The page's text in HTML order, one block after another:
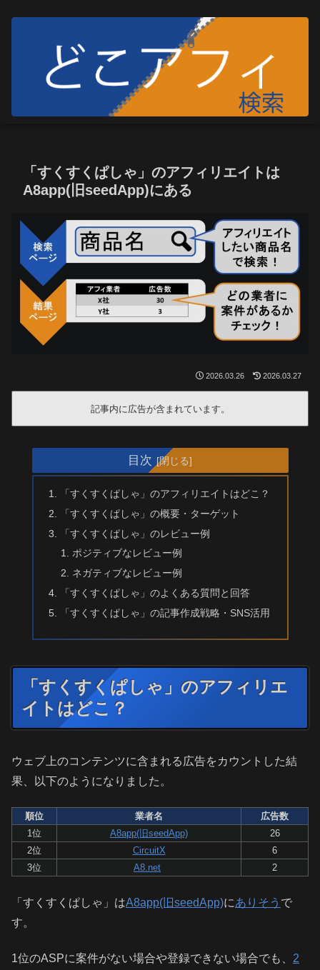
「すくすくぱしゃ」のアフィリエイトは
A8app(旧seedApp)にある
2026.03.26 2026.03.27
記事内に広告が含まれています。
目次
「すくすくぱしゃ」のアフィリエイトはどこ？
「すくすくぱしゃ」の概要・ターゲット
「すくすくぱしゃ」のレビュー例
ポジティブなレビュー例
ネガティブなレビュー例
「すくすくぱしゃ」のよくある質問と回答
「すくすくぱしゃ」の記事作成戦略・SNS活用
「すくすくぱしゃ」のアフィリエ
イトはどこ？
ウェブ上のコンテンツに含まれる広告をカウントした結
果、以下のようになりました。
順位 業者名
広告数
1位
A8app(旧seedApp)
26
2位
CircuitX
6
3位
A8.net 2
「すくすくぱしゃ」はA8app(旧seedApp)にありそう で
す。
1位のASPに案件がない場合や登録できない場合でも、 2